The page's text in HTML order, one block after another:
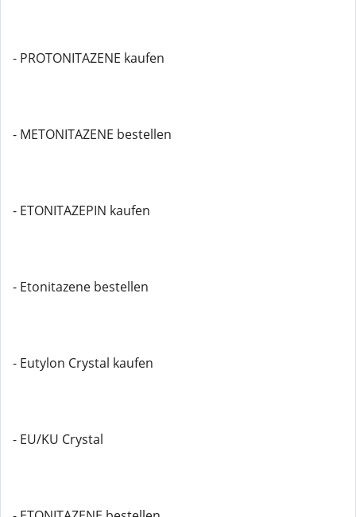
- PROTONITAZENE kaufen
- METONITAZENE bestellen
- ETONITAZEPIN kaufen
- Etonitazene bestellen
- Eutylon Crystal kaufen
- EU/KU Crystal